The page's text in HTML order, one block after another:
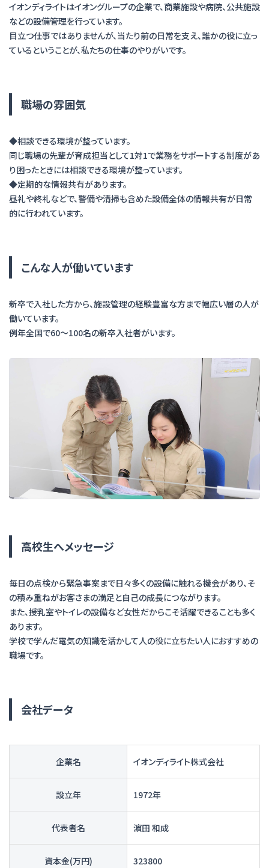
イオンディライトはイオングループの企業で、商業施設や病院、公共施設
などの設備管理を行っています。
目立つ仕事ではありませんが、当たり前の日常を支え、誰かの役に立っ
職場の雰囲気
◆相談できる環境が整っています。
同じ職場の先輩が育成担当として1対1で業務をサポートする制度があ
り困ったときには相談できる環境が整っています。
◆定期的な情報共有があります。
昼礼や終礼などで、警備や清掃も含めた設備全体の情報共有が日常
的に行われています。
こんな人が働いています
新卒で入社した方から、施設管理の経験豊富な方まで幅広い層の人が
働いています。
例年全国で60～100名の新卒入社者がいます。
高校生へメッセージ
毎日の点検から緊急事案まで日々多くの設備に触れる機会があり、そ
の積み重ねがお客さまの満足と自己の成長につながります。
また、授乳室やトイレの設備など女性だからこそ活躍できることも多く
あります。
学校で学んだ電気の知識を活かして人の役に立ちたい人におすすめの
職場です。
会社データ
企業名 イオンディライト株式会社
設立年 1972年
代表者名 濵田 和成
資本金(万円) 323800